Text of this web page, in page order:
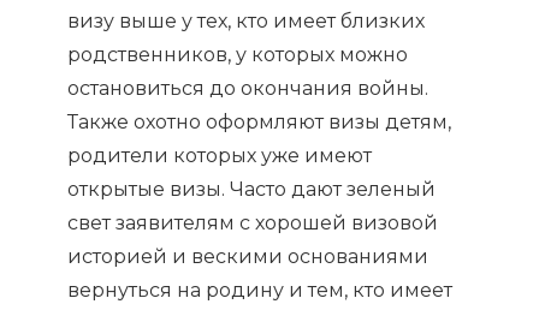
визу выше у тех, кто имеет близких
родственников, у которых можно
остановиться до окончания войны.
Также охотно оформляют визы детям,
родители которых уже имеют
открытые визы. Часто дают зеленый
свет заявителям с хорошей визовой
историей и вескими основаниями
вернуться на родину и тем, кто имеет